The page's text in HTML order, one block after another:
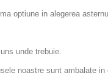
optiune in alegerea
unde trebuie.
noastre sunt ambalate